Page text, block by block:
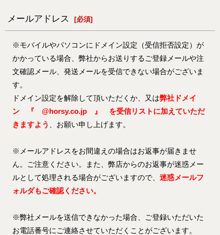
メールアドレス [必須]
※モバイルやパソコンにドメイン設定（受信拒否設定）が
かかっている場合、弊社からお送りするご登録メールや注
文確認メール、発送メールを受信できない場合がございま
す。
ドメイン設定を解除して頂いただくか、又は弊社ドメイ
ン 『 @horsy.co.jp 』 を受信リストに加えていただ
きますよう
、お願い申し上げます。
※メールアドレスをお間違えの場合はお返事が届きませ
ん。ご注意ください。また、弊店からのお返事が迷惑メー
ルとして処理される場合がございますので、 迷惑メールフ
ォルダもご確認ください。
※弊社メールを送信できなかった場合、ご登録いただいた
お電話番号にご連絡させていただくことがございます。